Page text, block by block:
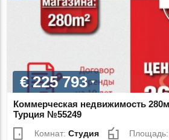
€ 225 793
Коммерческая недвижимость
Турция №55249
Комнат:Студия